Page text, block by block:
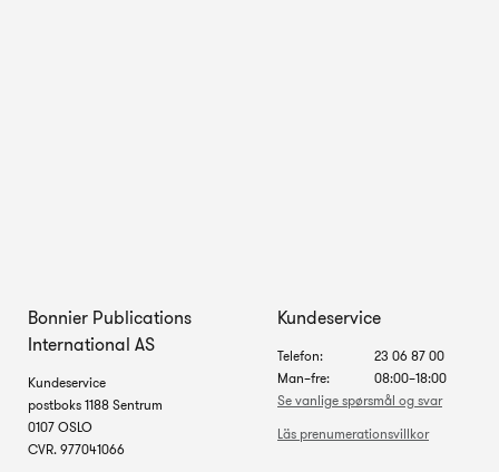
Bonnier Publications
International AS
Kundeservice
postboks 1188 Sentrum
0107 OSLO
CVR. 977041066
Kundeservice
Telefon:
Man–fre:
23 06 87 00
08:00–18:00
Se vanlige spørsmål og svar
Läs prenumerationsvillkor